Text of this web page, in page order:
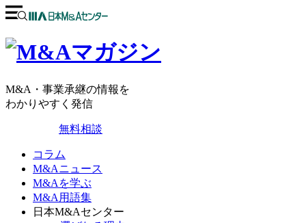
M&A・事業承継の情報を
わかりやすく発信
無料相談
コラム
M&Aニュース
M&Aを学ぶ
M&A用語集
日本M&Aセンター